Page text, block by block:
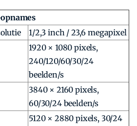
1/2,3 inch / 23,6 megapixel
1920 × 1080 pixels,
240/120/60/30/24
beelden/s
3840 × 2160 pixels,
60/30/24 beelden/s
5120 × 2880 pixels, 30/24